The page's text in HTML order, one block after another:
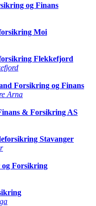
og Finans
Moi
Flekkefjord
Forsikring og Finans
Arna
& Forsikring AS
Stavanger
og Forsikring